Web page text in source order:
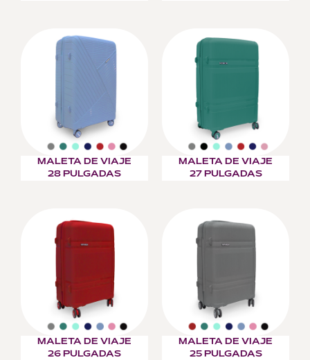
MALETA DE VIAJE
28 PULGADAS
MALETA DE VIAJE
27 PULGADAS
MALETA DE VIAJE
26 PULGADAS
MALETA DE VIAJE
25 PULGADAS